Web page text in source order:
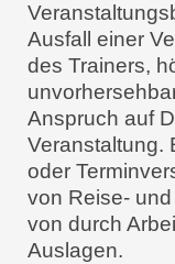
Ausfall einer
des Trainers,
Anspruch auf
Veranstaltung.
oder
von Reise-
von durch
Auslagen.